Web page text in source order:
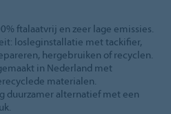
ftalaatvrij en zeer lage emissies.
losleginstallatie met tackifier,
hergebruiken of recyclen.
in Nederland met
materialen.
duurzamer alternatief met een